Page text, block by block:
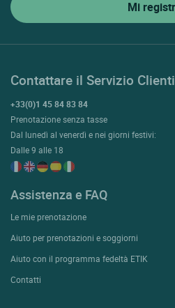
Contattare il Servizio Clienti
+33(0)1 45 84 83 84
Prenotazione senza tasse
Dal lunedì al venerdì e nei giorni festivi:
Dalle 9 alle 18
Assistenza e FAQ
Le mie prenotazione
Aiuto per prenotazioni e soggiorni
Aiuto con il programma fedeltà ETIK
Contatti